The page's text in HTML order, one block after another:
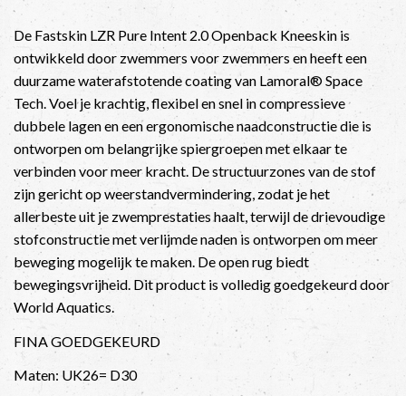
De Fastskin LZR Pure Intent 2.0 Openback Kneeskin is
ontwikkeld door zwemmers voor zwemmers en heeft een
duurzame waterafstotende coating van Lamoral® Space
Tech. Voel je krachtig, flexibel en snel in compressieve
dubbele lagen en een ergonomische naadconstructie die is
ontworpen om belangrijke spiergroepen met elkaar te
verbinden voor meer kracht. De structuurzones van de stof
zijn gericht op weerstandvermindering, zodat je het
allerbeste uit je zwemprestaties haalt, terwijl de drievoudige
stofconstructie met verlijmde naden is ontworpen om meer
beweging mogelijk te maken. De open rug biedt
bewegingsvrijheid. Dit product is volledig goedgekeurd door
World Aquatics.
FINA GOEDGEKEURD
Maten: UK26= D30